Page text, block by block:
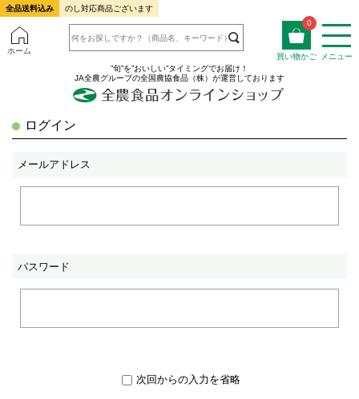
全品送料込み のし対応商品ございます
ホーム
0
買い物かご
メニュー
”旬”を”おいしい”タイミングでお届け！
JA全農グループの全国農協食品（株）が運営しております
ログイン
メールアドレス
パスワード
次回からの入力を省略